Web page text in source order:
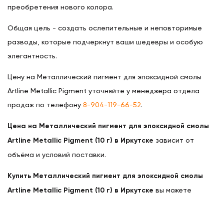
преобретения нового колора.
Общая цель - создать ослепительные и неповторимые
разводы, которые подчеркнут ваши шедевры и особую
элегантность.
Цену на Металлический пигмент для эпоксидной смолы
Artline Metallic Pigment уточняйте у менеджера отдела
продаж по телефону 8-904-119-66-52.
Цена на Металлический пигмент для эпоксидной смолы
Artline Metallic Pigment (10 г) в Иркутске зависит от
объёма и условий поставки.
Купить Металлический пигмент для эпоксидной смолы
Artline Metallic Pigment (10 г) в Иркутске вы можете